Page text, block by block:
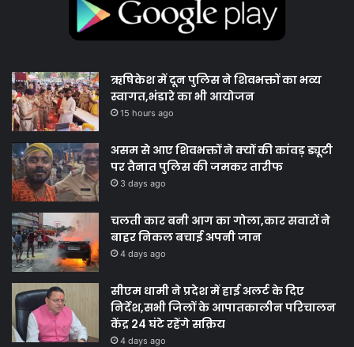
ऋषिकेश में दून पुलिस ने शिवभक्तों का भव्य
स्वागत,भंडारे का भी आयोजन
15 hours ago
असम से आए शिवभक्तों ने क्यों की कांवड़ ड्यूटी
पर तैनात पुलिस की जमकर तारीफ
3 days ago
चलती कार बनी आग का गोला,कार सवारों ने
बाहर निकल बचाई अपनी जान
4 days ago
सीएम धामी ने प्रदेश में हाई अलर्ट के दिए
निर्देश,सभी जिलों के आपातकालीन परिचालन
केंद्र 24 घंटे रहेंगे सक्रिय
4 days ago